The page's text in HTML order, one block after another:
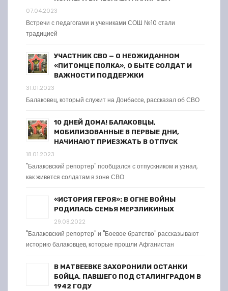
07.04.2023
Встречи с педагогами и учениками СОШ №10 стали
традицией
УЧАСТНИК СВО — О НЕОЖИДАННОМ
«ПИТОМЦЕ ПОЛКА», О БЫТЕ СОЛДАТ И
ВАЖНОСТИ ПОДДЕРЖКИ
31.01.2023
Балаковец, который служит на Донбассе, рассказал об СВО
10 ДНЕЙ ДОМА! БАЛАКОВЦЫ,
МОБИЛИЗОВАННЫЕ В ПЕРВЫЕ ДНИ,
НАЧИНАЮТ ПРИЕЗЖАТЬ В ОТПУСК
18.01.2023
"Балаковский репортер" пообщался с отпускником и узнал,
как живется солдатам в зоне СВО
«ИСТОРИЯ ГЕРОЯ»: В ОГНЕ ВОЙНЫ
РОДИЛАСЬ СЕМЬЯ МЕРЗЛИКИНЫХ
29.08.2022
"Балаковский репортер" и "Боевое братство" рассказывают
историю балаковцев, которые прошли Афганистан
В МАТВЕЕВКЕ ЗАХОРОНИЛИ ОСТАНКИ
БОЙЦА, ПАВШЕГО ПОД СТАЛИНГРАДОМ В
1942 ГОДУ